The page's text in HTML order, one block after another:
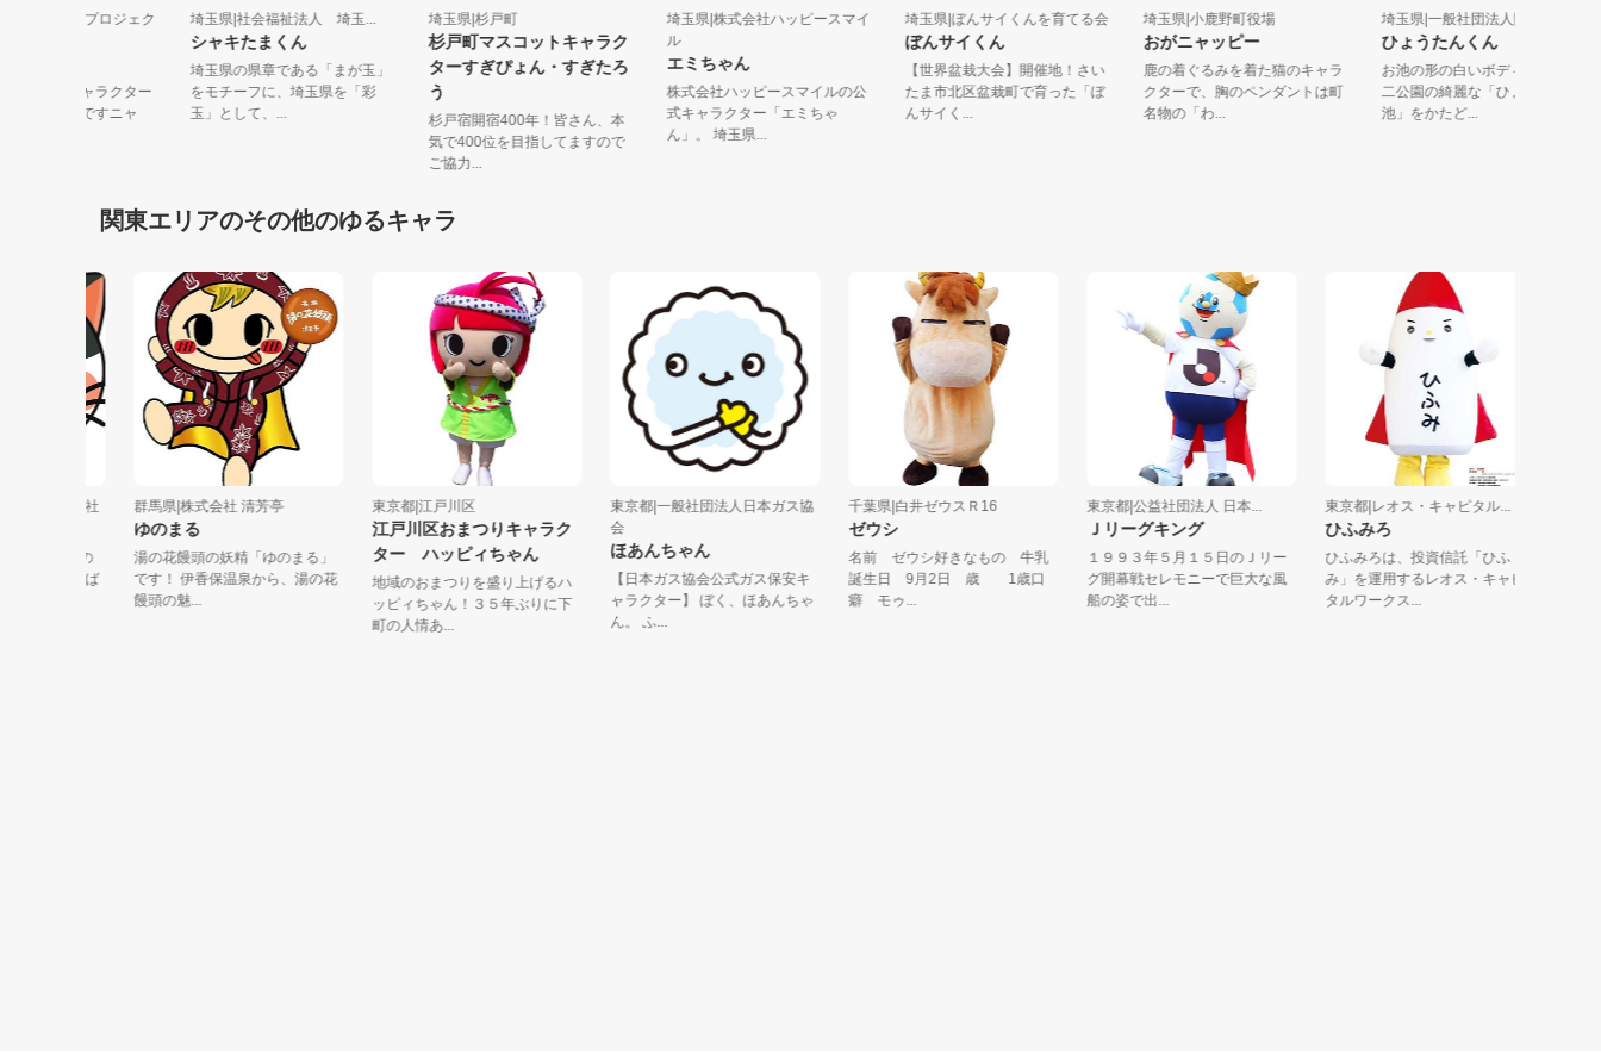
県|そうかニャンプロジェク
市応援ご当地キャラクター
そうかニャン」ですニャ
埼玉県|社会福祉法人 埼玉...
シャキたまくん
埼玉県の県章である「まが玉」
をモチーフに、埼玉県を「彩
玉」として、...
埼玉県|杉戸町
杉戸町マスコットキャラク
ターすぎぴょん・すぎたろ
杉戸宿開宿400年！皆さん、本
気で400位を目指してますので
ご協力...
埼玉県|株式会社ハッピースマイ
エミちゃん
株式会社ハッピースマイルの公
式キャラクター「エミちゃ
ん」。 埼玉県...
埼玉県|ぼんサイくんを育てる会
ぼんサイくん
【世界盆栽大会】開催地！さい
たま市北区盆栽町で育った「ぼ
んサイく...
埼玉県|小鹿野町役場
おがニャッピー
鹿の着ぐるみを着た猫のキャラ
クターで、胸のペンダントは町
名物の「わ...
埼玉県|一般社団法人賑ノ杜
ひょうたんくん
お池の形の白いボディ：大宮
二公園の綺麗な「ひょうたん
池」をかたど...
関東エリアのその他のゆるキャラ
群馬県|株式会社 清芳亭
ゆのまる
湯の花饅頭の妖精「ゆのまる」
です！ 伊香保温泉から、湯の花
饅頭の魅...
東京都|江戸川区
江戸川区おまつりキャラク
ター ハッピィちゃん
地域のおまつりを盛り上げるハ
ッピィちゃん！３５年ぶりに下
町の人情あ...
東京都|一般社団法人日本ガス協
ほあんちゃん
【日本ガス協会公式ガス保安キ
ャラクター】 ぼく、ほあんちゃ
ん。 ふ...
千葉県|白井ゼウスＲ16
ゼウシ
名前 ゼウシ好きなもの 牛乳
誕生日 9月2日 歳 1歳口
癖 モゥ...
東京都|公益社団法人 日本...
Ｊリーグキング
１９９３年５月１５日のＪリー
グ開幕戦セレモニーで巨大な風
船の姿で出...
東京都|レオス・キャピタル...
ひふみろ
ひふみろは、投資信託「ひふ
み」を運用するレオス・キャピ
タルワークス...